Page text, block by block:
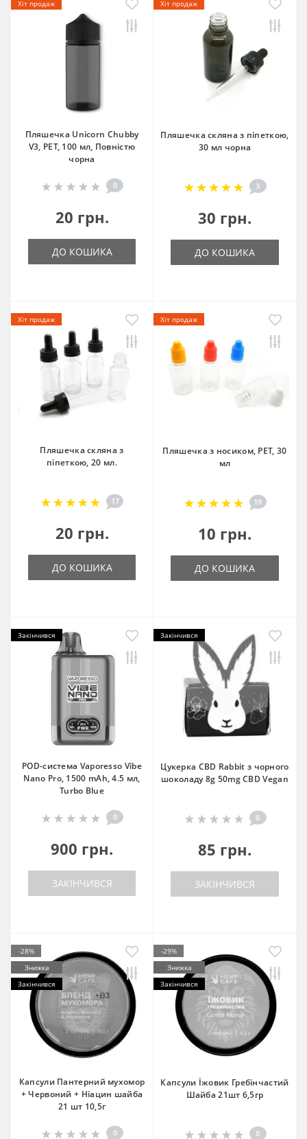
Хіт продаж
Пляшечка Unicorn Chubby
V3, PET, 100 мл, Повністю
чорна
0
20 грн.
ДО КОШИКА
Хіт продаж
Пляшечка скляна з піпеткою,
30 мл чорна
3
30 грн.
ДО КОШИКА
Хіт продаж
Пляшечка скляна з
піпеткою, 20 мл.
17
20 грн.
ДО КОШИКА
Хіт продаж
Пляшечка з носиком, PET, 30
мл
19
10 грн.
ДО КОШИКА
Закінчився
POD-система Vaporesso Vibe
Nano Pro, 1500 mAh, 4.5 мл,
Turbo Blue
0
900 грн.
ЗАКІНЧИВСЯ
Закінчився
Цукерка CBD Rabbit з чорного
шоколаду 8g 50mg CBD Vegan
0
85 грн.
ЗАКІНЧИВСЯ
-28%
Знижка
Закінчився
Капсули Пантерний мухомор
+ Червоний + Ніацин шайба
21 шт 10,5г
0
-29%
Знижка
Закінчився
Капсули Їжовик Гребінчастий
Шайба 21шт 6,5гр
0